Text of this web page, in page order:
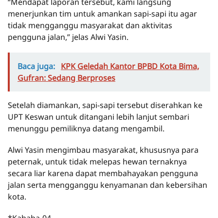
menerjunkan tim untuk amankan sapi-sapi itu agar
tidak mengganggu masyarakat dan aktivitas
pengguna jalan,” jelas Alwi Yasin.
Baca juga: KPK Geledah Kantor BPBD Kota Bima,
Gufran: Sedang Berproses
Setelah diamankan, sapi-sapi tersebut diserahkan ke
UPT Keswan untuk ditangani lebih lanjut sembari
menunggu pemiliknya datang mengambil.
Alwi Yasin mengimbau masyarakat, khususnya para
peternak, untuk tidak melepas hewan ternaknya
secara liar karena dapat membahayakan pengguna
jalan serta mengganggu kenyamanan dan kebersihan
kota.